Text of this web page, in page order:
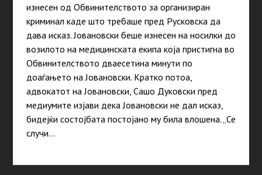
изнесен од Обвинителството за организиран
криминал каде што требаше пред Русковска да
дава исказ. Јовановски беше изнесен на носилки до
возилото на медицинската екипа која пристигна во
Обвинителството дваесетина минути по
доаѓањето на Јовановски. Кратко потоа,
адвокатот на Јовановски, Сашо Дуковски пред
медиумите изјави дека Јовановски не дал исказ,
бидејќи состојбата постојано му била влошена. „Се
случи…